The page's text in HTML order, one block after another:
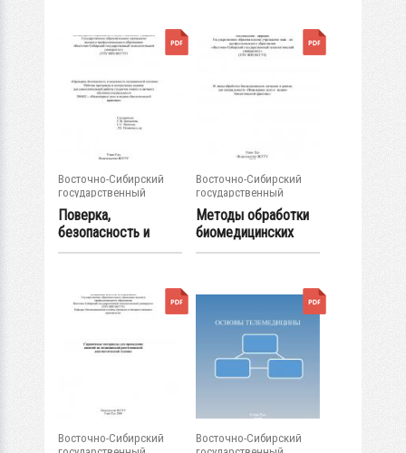
Восточно-Сибирский
государственный
университет...
Поверка,
безопасность и
надежность
Восточно-Сибирский
государственный
университет...
Методы обработки
биомедицинских
сигналов и данных...
Восточно-Сибирский
Восточно-Сибирский